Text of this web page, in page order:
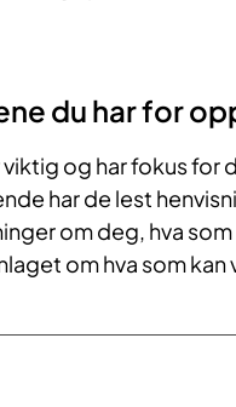
du har for
og har fokus for
har de lest
om deg, hva
om hva som